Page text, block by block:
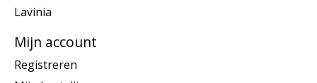
Lavinia
Mijn account
Registreren